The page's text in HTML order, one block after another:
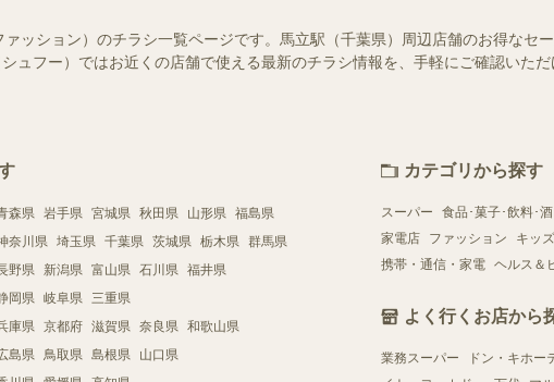
ァッション）のチラシ一覧ページです。馬立駅（千葉県）周辺店舗のお得なセ
ュフー）ではお近くの店舗で使える最新のチラシ情報を、手軽にご確認いた
森県 岩手県 宮城県 秋田県 山形県 福島県
奈川県 埼玉県 千葉県 茨城県 栃木県 群馬県
野県 新潟県 富山県 石川県 福井県
岡県 岐阜県 三重県
庫県 京都府 滋賀県 奈良県 和歌山県
島県 鳥取県 島根県 山口県
カテゴリから探す
スーパー 食品･菓子･飲料･
家電店
ファッション キッ
携帯・通信・家電 ヘルス＆
よく行くお店から
業務スーパー ドン・キホー